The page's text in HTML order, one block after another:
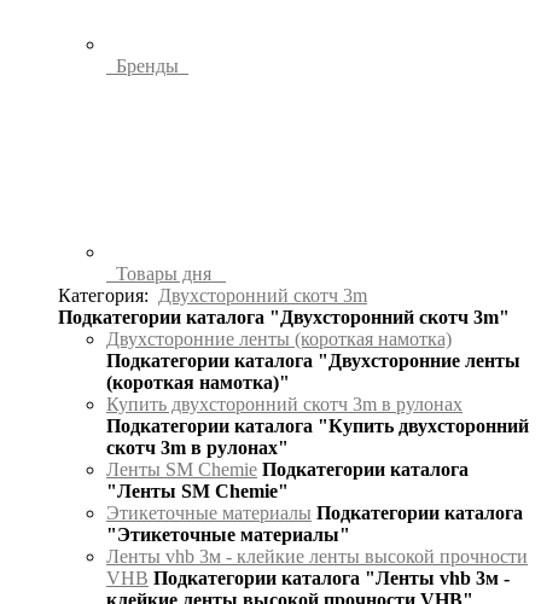
Бренды
Товары дня
Категория:
Двухсторонний скотч 3m
Подкатегории каталога "Двухсторонний скотч 3m"
Двухсторонние ленты (короткая намотка)
Подкатегории каталога "Двухсторонние ленты
(короткая намотка)"
Купить двухсторонний скотч 3m в рулонах
Подкатегории каталога "Купить двухсторонний
скотч 3m в рулонах"
Ленты SM Chemie Подкатегории каталога
"Ленты SM Chemie"
Этикеточные материалы Подкатегории каталога
"Этикеточные материалы"
Ленты vhb 3м - клейкие ленты высокой прочности
VHB Подкатегории каталога "Ленты vhb 3м -
клейкие ленты высокой прочности VHB"